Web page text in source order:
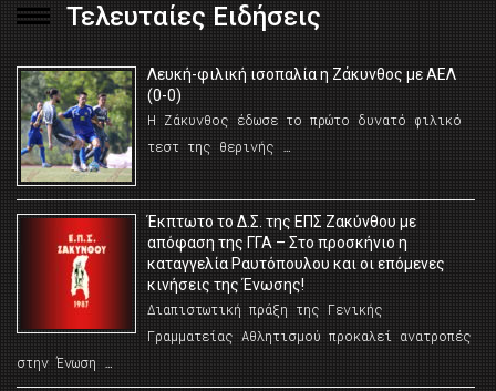
Τελευταίες Ειδήσεις
Λευκή-φιλική ισοπαλία η Ζάκυνθος με ΑΕΛ
(0-0)
Η Ζάκυνθος έδωσε το πρώτο δυνατό φιλικό
τεστ της θερινής …
Έκπτωτο το Δ.Σ. της ΕΠΣ Ζακύνθου με
απόφαση της ΓΓΑ – Στο προσκήνιο η
καταγγελία Ραυτόπουλου και οι επόμενες
κινήσεις της Ένωσης!
Διαπιστωτική πράξη της Γενικής
Γραμματείας Αθλητισμού προκαλεί ανατροπές
στην Ένωση …